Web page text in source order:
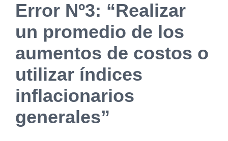
Error Nº3: “Realizar
un promedio de los
aumentos de costos o
utilizar índices
inflacionarios
generales”